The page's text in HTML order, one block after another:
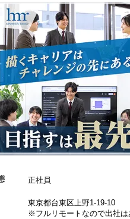
正社員
東京都台東区上野1-19-10
※フルリモートなので出社は